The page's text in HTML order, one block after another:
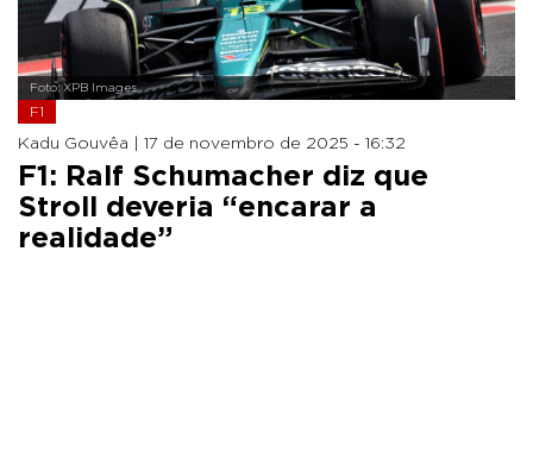
Foto: XPB Images
F1
Kadu Gouvêa | 17 de novembro de 2025 - 16:32
F1: Ralf Schumacher diz que
Stroll deveria “encarar a
realidade”